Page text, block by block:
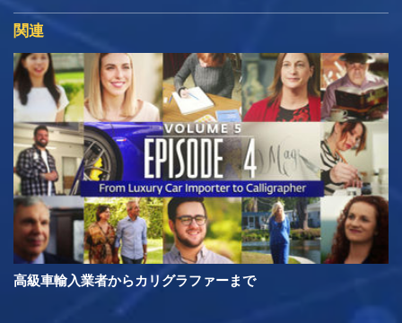
関連
高級車輸入業者からカリグラファーまで